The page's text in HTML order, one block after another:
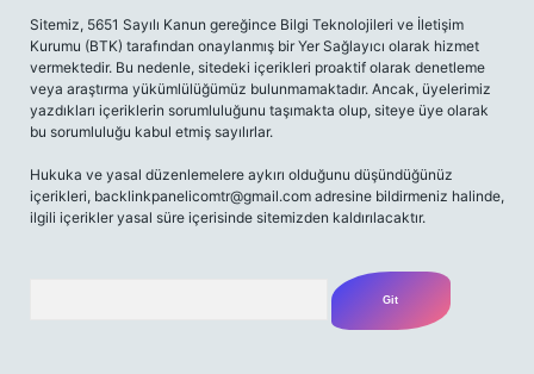
Sitemiz, 5651 Sayılı Kanun gereğince Bilgi Teknolojileri ve İletişim
Kurumu (BTK) tarafından onaylanmış bir Yer Sağlayıcı olarak hizmet
vermektedir. Bu nedenle, sitedeki içerikleri proaktif olarak denetleme
veya araştırma yükümlülüğümüz bulunmamaktadır. Ancak, üyelerimiz
yazdıkları içeriklerin sorumluluğunu taşımakta olup, siteye üye olarak
bu sorumluluğu kabul etmiş sayılırlar.
Hukuka ve yasal düzenlemelere aykırı olduğunu düşündüğünüz
içerikleri, backlinkpanelicomtr@gmail.com adresine bildirmeniz halinde,
ilgili içerikler yasal süre içerisinde sitemizden kaldırılacaktır.